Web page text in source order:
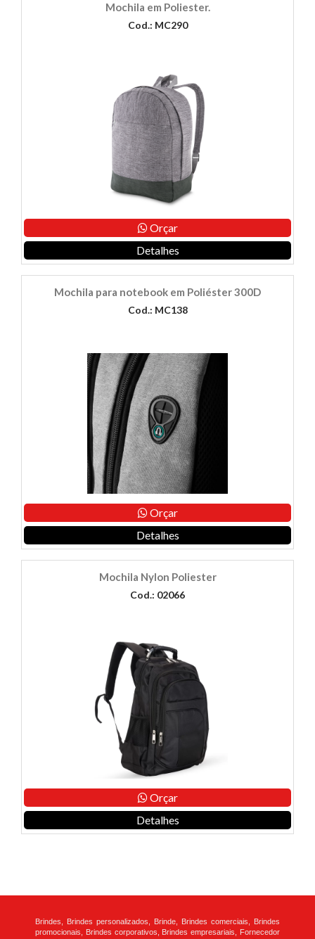
Mochila em Poliester.
Cod.: MC290
Orçar
Detalhes
Mochila para notebook em Poliéster 300D
Cod.: MC138
Orçar
Detalhes
Mochila Nylon Poliester
Cod.: 02066
Orçar
Detalhes
Brindes, Brindes personalizados, Brinde, Brindes comerciais, Brindes
promocionais, Brindes corporativos, Brindes empresariais, Fornecedor